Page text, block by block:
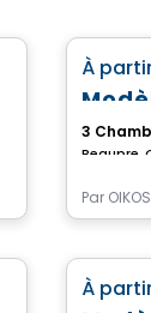
À
3
Beaupre,
Par
À